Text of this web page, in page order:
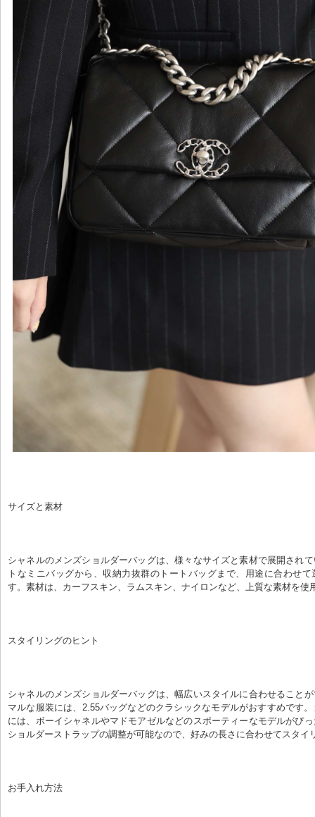
サイズと素材
シャネルのメンズショルダーバッグは、様々なサイズと素材で展開され
トなミニバッグから、収納力抜群のトートバッグまで、用途に合わせ
す。素材は、カーフスキン、ラムスキン、ナイロンなど、上質な素材を使
スタイリングのヒント
シャネルのメンズショルダーバッグは、幅広いスタイルに合わせること
マルな服装には、2.55バッグなどのクラシックなモデルがおすすめです
には、ボーイシャネルやマドモアゼルなどのスポーティーなモデルがぴ
ショルダーストラップの調整が可能なので、好みの長さに合わせてスタイ
お手入れ方法